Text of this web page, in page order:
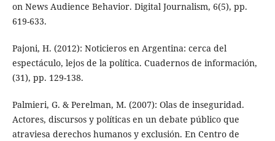
on News Audience Behavior. Digital Journalism, 6(5), pp.
619-633.
Pajoni, H. (2012): Noticieros en Argentina: cerca del
espectáculo, lejos de la política. Cuadernos de información,
(31), pp. 129-138.
Palmieri, G. & Perelman, M. (2007): Olas de inseguridad.
Actores, discursos y políticas en un debate público que
atraviesa derechos humanos y exclusión. En Centro de